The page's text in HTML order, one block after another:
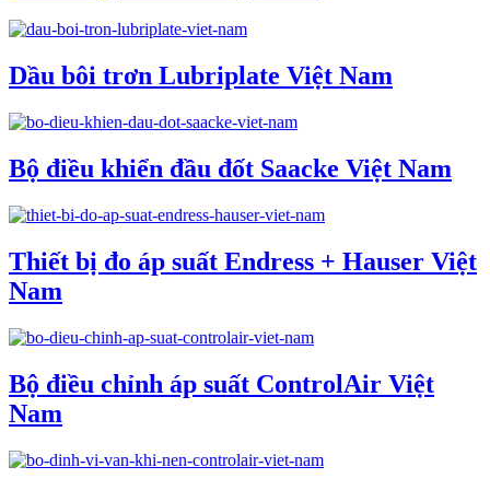
Dầu bôi trơn Lubriplate Việt Nam
Bộ điều khiển đầu đốt Saacke Việt Nam
Thiết bị đo áp suất Endress + Hauser Việt
Nam
Bộ điều chỉnh áp suất ControlAir Việt
Nam